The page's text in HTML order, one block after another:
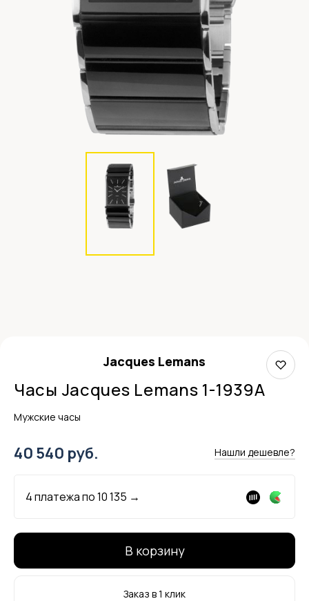
Jacques Lemans
Часы Jacques Lemans 1-1939A
Мужские часы
40 540 руб. Нашли дешевле?
4 платежа по10 135 →
В корзину
Заказ в 1 клик